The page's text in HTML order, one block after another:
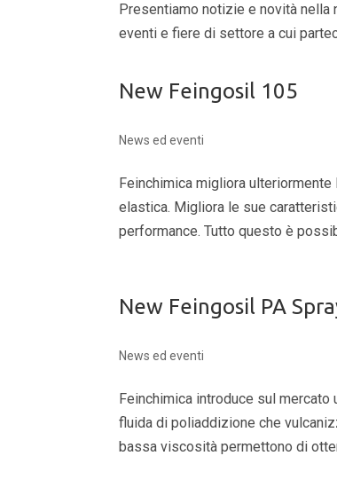
Presentiamo notizie e novità
eventi e fiere di settore a cui
New Feingosil 105
News ed eventi
Feinchimica migliora
elastica. Migliora le sue
performance. Tutto questo è
New Feingosil PA
News ed eventi
Feinchimica introduce sul mercato
fluida di poliaddizione che
bassa viscosità permettono di